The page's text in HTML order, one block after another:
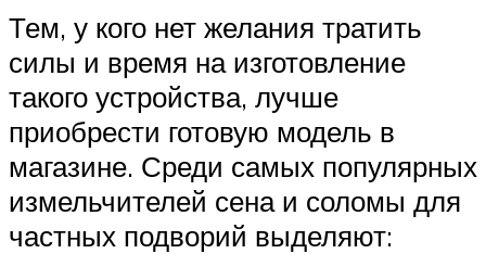
Тем, у кого нет желания тратить
силы и время на изготовление
такого устройства, лучше
приобрести готовую модель в
магазине. Среди самых популярных
измельчителей сена и соломы для
частных подворий выделяют: